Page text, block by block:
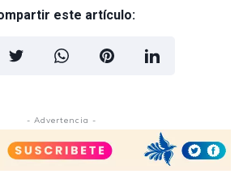
este artículo:
- Advertencia -